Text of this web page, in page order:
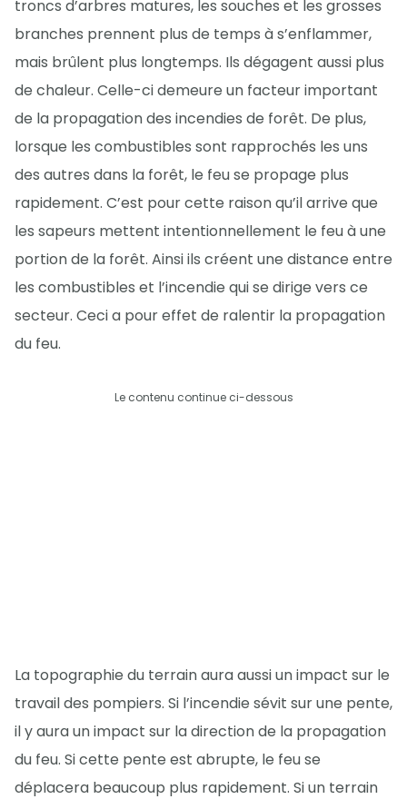
troncs d’arbres matures, les souches et les grosses
branches prennent plus de temps à s’enflammer,
mais brûlent plus longtemps. Ils dégagent aussi plus
de chaleur. Celle-ci demeure un facteur important
de la propagation des incendies de forêt. De plus,
lorsque les combustibles sont rapprochés les uns
des autres dans la forêt, le feu se propage plus
rapidement. C’est pour cette raison qu’il arrive que
les sapeurs mettent intentionnellement le feu à une
portion de la forêt. Ainsi ils créent une distance entre
les combustibles et l’incendie qui se dirige vers ce
secteur. Ceci a pour effet de ralentir la propagation
du feu.
Le contenu continue ci-dessous
La topographie du terrain aura aussi un impact sur le
travail des pompiers. Si l’incendie sévit sur une pente,
il y aura un impact sur la direction de la propagation
du feu. Si cette pente est abrupte, le feu se
déplacera beaucoup plus rapidement. Si un terrain